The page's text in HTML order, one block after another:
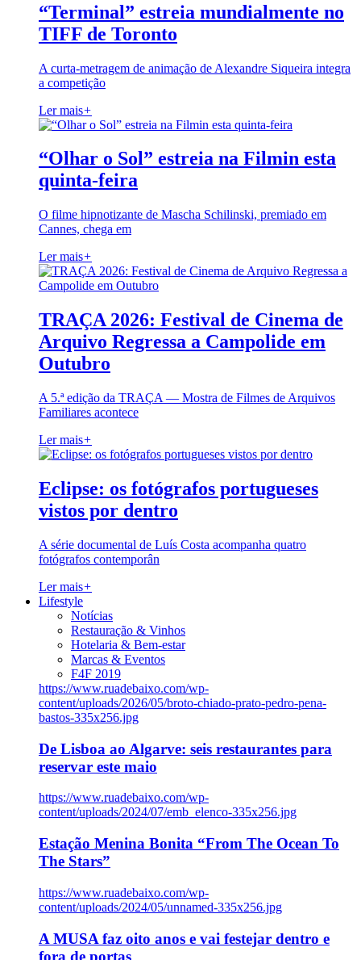
“Terminal” estreia mundialmente no
TIFF de Toronto
A curta-metragem de animação de Alexandre Siqueira integra
a competição
Ler mais+
“Olhar o Sol” estreia na Filmin esta
quinta-feira
O filme hipnotizante de Mascha Schilinski, premiado em
Cannes, chega em
Ler mais+
TRAÇA 2026: Festival de Cinema de
Arquivo Regressa a Campolide em
Outubro
A 5.ª edição da TRAÇA — Mostra de Filmes de Arquivos
Familiares acontece
Ler mais+
Eclipse: os fotógrafos portugueses
vistos por dentro
A série documental de Luís Costa acompanha quatro
fotógrafos contemporân
Ler mais+
Lifestyle
Notícias
Restauração & Vinhos
Hotelaria & Bem-estar
Marcas & Eventos
F4F 2019
https://www.ruadebaixo.com/wp-
content/uploads/2026/05/broto-chiado-prato-pedro-pena-
bastos-335x256.jpg
De Lisboa ao Algarve: seis restaurantes para
reservar este maio
https://www.ruadebaixo.com/wp-
content/uploads/2024/07/emb_elenco-335x256.jpg
Estação Menina Bonita “From The Ocean To
The Stars”
https://www.ruadebaixo.com/wp-
content/uploads/2024/05/unnamed-335x256.jpg
A MUSA faz oito anos e vai festejar dentro e
fora de portas